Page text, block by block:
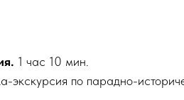
1 час 10 мин.
экскурсия по парадно-